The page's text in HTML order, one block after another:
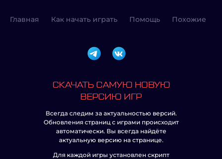
Главная Как начать играть Помощь Похожие
СКАЧАТЬ САМУЮ НОВУЮ
ВЕРСИЮ ИГР
Всегда следим за актуальностью версий.
Обновления страниц с играми происходит
автоматически. Вы всегда найдёте
актуальную версию на странице.
Для каждой игры установлен скрипт